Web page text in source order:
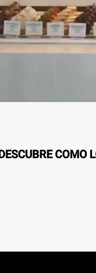
DESCUBRE COMO